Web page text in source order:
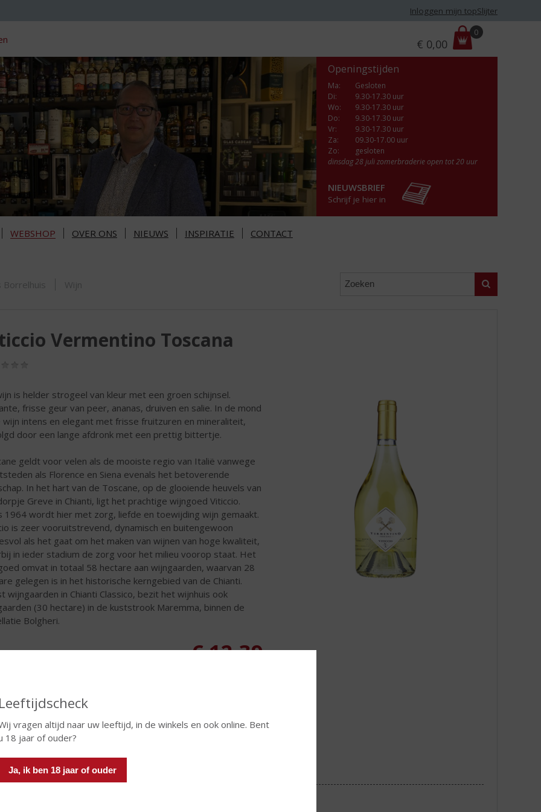
Leeftijdscheck
vragen altijd naar uw leeftijd, in de winkels en ook online. Bent
18 jaar of ouder?
Ja, ik ben 18 jaar of ouder
Inloggen mijn topSlijter
r
i
€ 0,00
0
Openingstijden
Ma:
Gesloten
Di:
9.30-17.30 uur
Wo:
9.30-17.30 uur
Do:
9.30-17.30 uur
Vr:
9.30-17.30 uur
Za:
09.30-17.00 uur
Zo:
gesloten
dinsdag 28 juli zomerbraderie open tot 20 uur
NIEUWSBRIEF
Schrijf je hier in
WEBSHOP OVER ONS NIEUWS INSPIRATIE CONTACT
Zoeken
Borrelhuis Wijn
Vermentino Toscana
is helder strogeel van kleur met een groen schijnsel.
frisse geur van peer, ananas, druiven en salie. In de mond
wijn intens en elegant met frisse fruitzuren en mineraliteit,
door een lange afdronk met een prettig bittertje.
geldt voor velen als de mooiste regio van Italië vanwege
als Florence en Siena evenals het betoverende
In het hart van de Toscane, op de glooiende heuvels van
Greve in Chianti, ligt het prachtige wijngoed Viticcio.
1964 wordt hier met zorg, liefde en toewijding wijn gemaakt.
is zeer vooruitstrevend, dynamisch en buitengewoon
als het gaat om het maken van wijnen van hoge kwaliteit,
in ieder stadium de zorg voor het milieu voorop staat. Het
omvat in totaal 58 hectare aan wijngaarden, waarvan 28
gelegen is in het historische kerngebied van de Chianti.
wijngaarden in Chianti Classico, bezit het wijnhuis ook
(30 hectare) in de kuststrook Maremma, binnen de
Bolgheri.
€12,39
In winkelmand